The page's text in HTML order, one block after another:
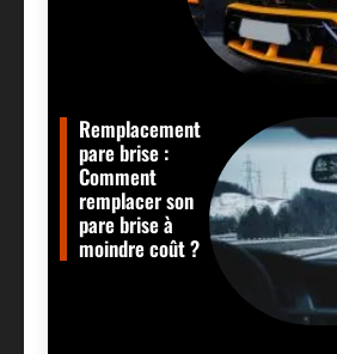
Remplacement
pare brise :
Comment
remplacer son
pare brise à
moindre coût ?